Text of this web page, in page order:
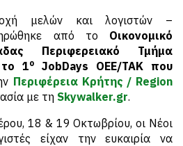
μελών και λογιστών –
από το Οικονομικό
Περιφερειακό Τμήμα
το 1ο
JobDays ΟΕΕ/ΤΑΚ που
Περιφέρεια Κρήτης / Region
με τη Skywalker.gr.
18 & 19 Οκτωβρίου, οι Νέοι
είχαν την ευκαιρία να